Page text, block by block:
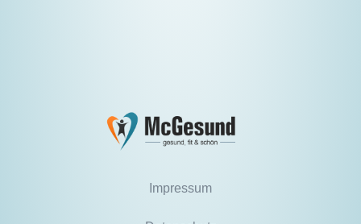
Impressum